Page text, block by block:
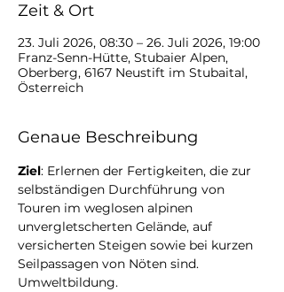
Zeit & Ort
23. Juli 2026, 08:30 – 26. Juli 2026, 19:00
Franz-Senn-Hütte, Stubaier Alpen,
Oberberg, 6167 Neustift im Stubaital,
Österreich
Genaue Beschreibung
Ziel: Erlernen der Fertigkeiten, die zur
selbständigen Durchführung von
Touren im weglosen alpinen
unvergletscherten Gelände, auf
versicherten Steigen sowie bei kurzen
Seilpassagen von Nöten sind.
Umweltbildung.